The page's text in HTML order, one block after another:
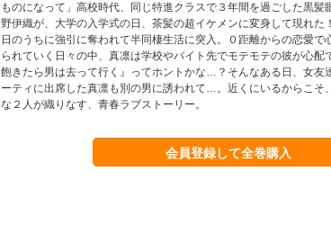
ものになって」高校時代、同じ特進クラスで３年間を過ごした黒髪
野伊織が、大学の入学式の日、茶髪の超イケメンに変身して現れた
日のうちに強引に奪われて半同棲生活に突入。０距離からの恋愛で
られていく日々の中、真凛は学校やバイト先でモテモテの彼が心配
飽きたら男は去って行く』ってホントかな…？そんなある日、女友
ーティに出席した真凛も別の男に誘われて…。近くにいるからこ
な２人が織りなす、青春ラブストーリー。
会員登録して全巻購入